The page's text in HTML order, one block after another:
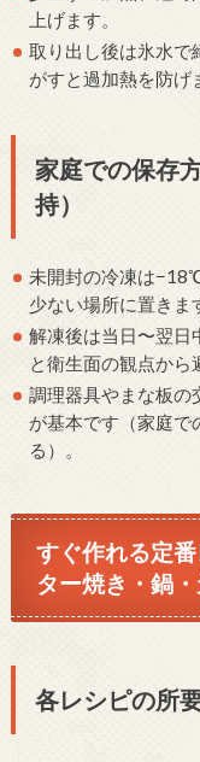
上げます。
取り出し後は氷水で
がすと過加熱を防げ
家庭での保存
持）
未開封の冷凍は
少ない場所に置きま
解凍後は当日〜翌日
と衛生面の観点から
調理器具やまな板の
が基本です（家庭で
る）。
すぐ作れる定
ター焼き・鍋
各レシピの所